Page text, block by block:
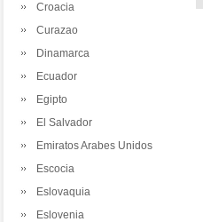
Croacia
Curazao
Dinamarca
Ecuador
Egipto
El Salvador
Emiratos Arabes Unidos
Escocia
Eslovaquia
Eslovenia